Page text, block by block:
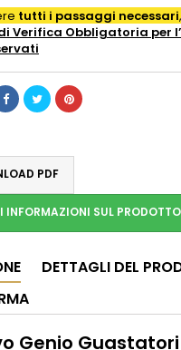
tutti i passaggi necessari
Verifica Obbligatoria per
PDF
INFORMAZIONI SUL PRODOTTO
DETTAGLI DEL
Genio